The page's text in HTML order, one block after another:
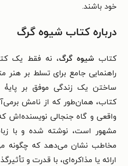
خود باشند.
درباره کتاب شیوه گرگ
کتاب شیوه گرگ، نه فقط یک
راهنمایی جامع برای تسلط بر هنر
ساختن یک زندگی موفق بر پایۀ
کتاب، همان‌طور که از نامش
واقعی و گاه جنجالی نویسنده‌اش
مشهور است، نوشته شده و با
مخاطب نشان می‌دهد که چگونه
ارائه یا مذاکره‌ای، با قدرت و